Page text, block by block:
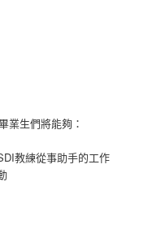
業生們將能夠：
教練從事助手的工作